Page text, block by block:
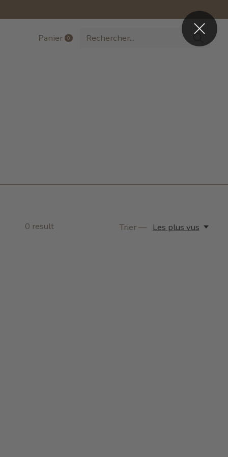
Panier 0items
0 result Trier — Les plus vus